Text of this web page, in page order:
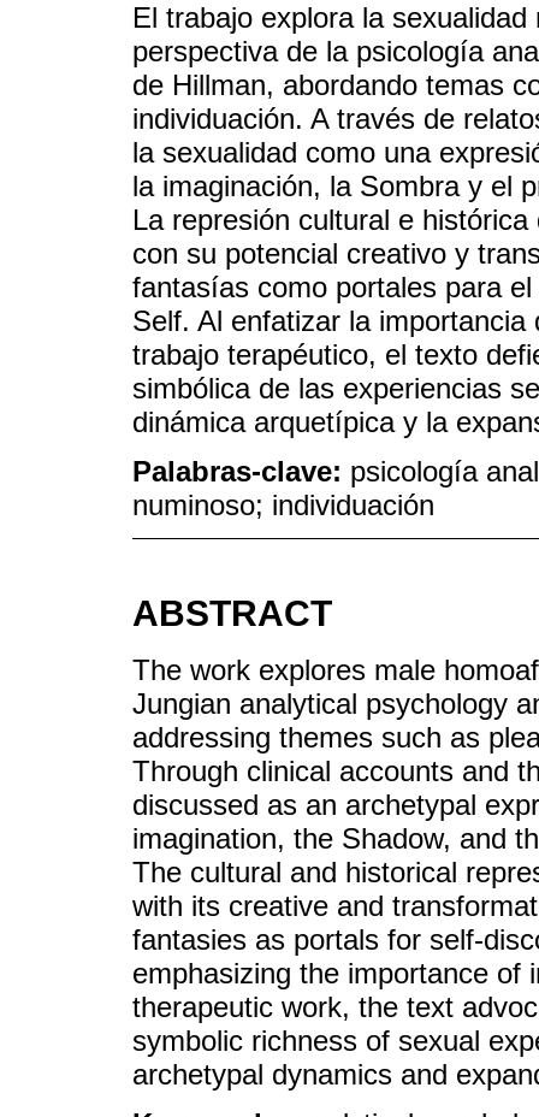
El trabajo explora la
perspectiva de la psicología
de Hillman, abordando temas
individuación. A través de
la sexualidad como una
la imaginación, la Sombra y el
La represión cultural e
con su potencial creativo y
fantasías como portales para
Self. Al enfatizar la
trabajo terapéutico, el texto
simbólica de las experiencias
dinámica arquetípica y la
Palabras-clave: psicología
numinoso; individuación
ABSTRACT
The work explores male
Jungian analytical psychology
addressing themes such as
Through clinical accounts and
discussed as an archetypal
imagination, the Shadow, and
The cultural and historical
with its creative and
fantasies as portals for self-
emphasizing the importance of
therapeutic work, the text
symbolic richness of sexual
archetypal dynamics and